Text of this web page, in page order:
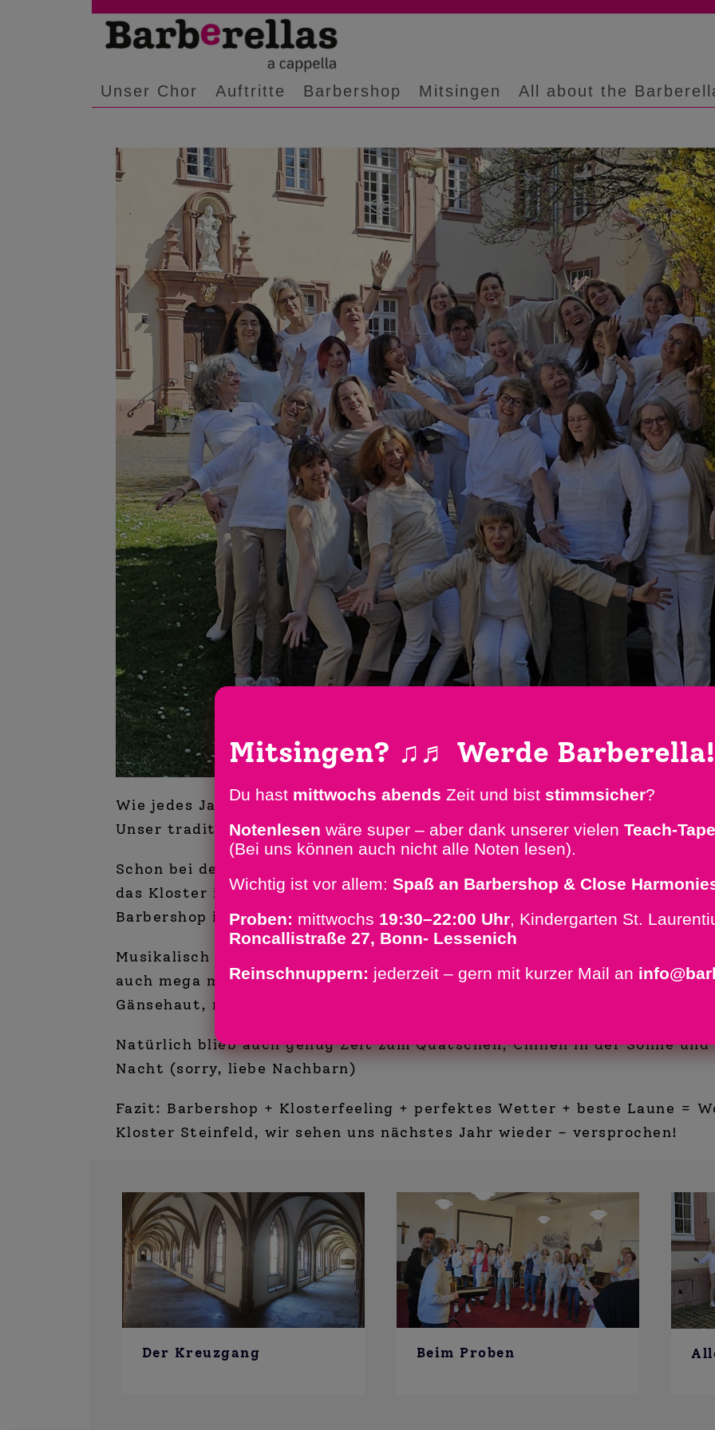
Unser Chor Auftritte Barbershop Mitsingen All about the
Wie jedes Jahr hieß es: die Barberellas packen ihre Sachen und ab
Unser traditionelles Chorwochenende stand an – und: es war mal wieder
Schon bei der Ankunft war klar: Das wird gut. Strahlender
das Kloster in voller Pracht – und wir mittendrin mit guter Laune, viel
Barbershop im Herzen.
Musikalisch ging’s richtig zur Sache: Unser Coach hat uns nicht nur
auch mega motiviert. Zwischen Oohs, Aahs und Close-Harmony-Sound
Gänsehaut, manchmal Lachflash – genau so lieben wir’s.
Natürlich blieb auch genug Zeit zum Quatschen, Chillen in der Sonne
Nacht (sorry, liebe Nachbarn)
Fazit: Barbershop + Klosterfeeling + perfektes Wetter + beste Laune =
Kloster Steinfeld, wir sehen uns nächstes Jahr wieder – versprochen!
Der Kreuzgang Beim Proben
Mitsingen? ♫♬ Werde Barberella!
Du hast mittwochs abends Zeit und bist stimm­sicher?
Notenlesen wäre super – aber dank unserer vielen Teach-
(Bei uns können auch nicht alle Noten lesen).
Wichtig ist vor allem: Spaß an Barbershop & Close
Proben: mittwochs 19:30–22:00 Uhr, Kindergarten St.
Roncallistraße 27, Bonn- Lessenich
Reinschnuppern: jederzeit – gern mit kurzer Mail an